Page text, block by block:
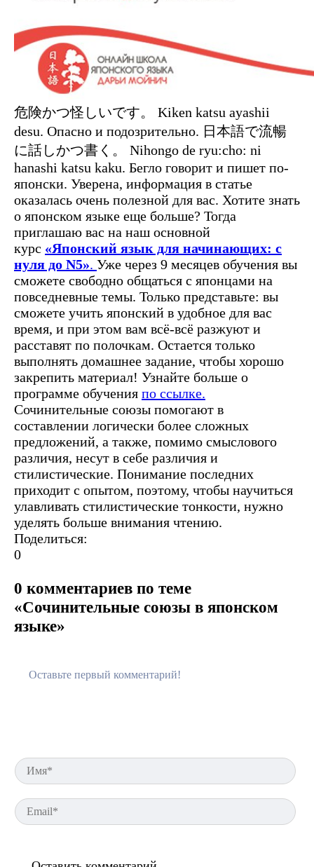
危険かつ怪しいです。 Kiken katsu ayashii
desu. Опасно и подозрительно. 日本語で流暢
に話しかつ書く。 Nihongo de ryu:cho: ni
hanashi katsu kaku. Бегло говорит и пишет по-
японски. Уверена, информация в статье
оказалась очень полезной для вас. Хотите знать
о японском языке еще больше? Тогда
приглашаю вас на наш основной
курс «Японский язык для начинающих: с
нуля до N5». Уже через 9 месяцев обучения вы
сможете свободно общаться с японцами на
повседневные темы. Только представьте: вы
сможете учить японский в удобное для вас
время, и при этом вам всё-всё разжуют и
расставят по полочкам. Остается только
выполнять домашнее задание, чтобы хорошо
закрепить материал! Узнайте больше о
программе обучения по ссылке.
Сочинительные союзы помогают в
составлении логически более сложных
предложений, а также, помимо смыслового
различия, несут в себе различия и
стилистические. Понимание последних
приходит с опытом, поэтому, чтобы научиться
улавливать стилистические тонкости, нужно
уделять больше внимания чтению.
Поделиться:
0
0 комментариев по теме
«Сочинительные союзы в японском
языке»